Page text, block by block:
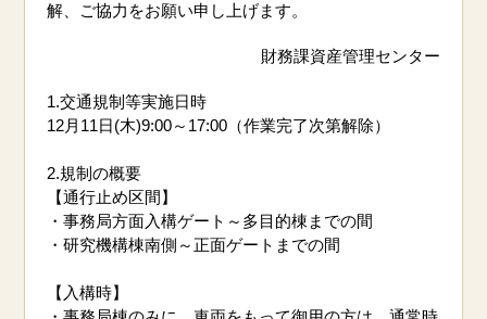
解、ご協力をお願い申し上げます。
財務課資産管理センター
1.交通規制等実施日時
12月11日(木)9:00～17:00（作業完了次第解除）
2.規制の概要
【通行止め区間】
・事務局方面入構ゲート～多目的棟までの間
・研究機構棟南側～正面ゲートまでの間
【入構時】